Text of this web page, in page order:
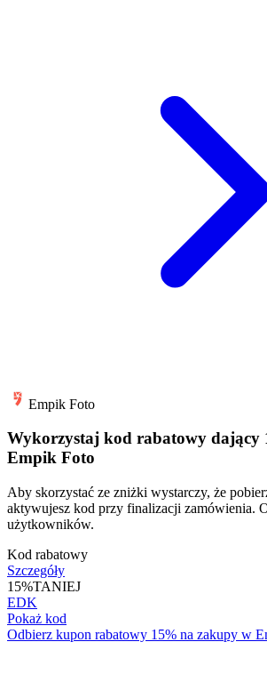
Empik Foto
Wykorzystaj kod rabatowy dający
Empik Foto
Aby skorzystać ze zniżki wystarczy, że
aktywujesz kod przy finalizacji zamówienia.
użytkowników.
Kod rabatowy
Szczegóły
15%TANIEJ
EDK
Pokaż kod
Odbierz kupon rabatowy 15% na zakupy w